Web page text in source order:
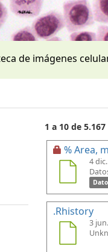
de imágenes
1 a 10 de
% Area,
4
.Rhistory
3